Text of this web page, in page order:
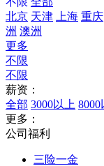
北京 天津 上海 重庆
洲 澳洲
更多
不限
不限
薪资：
全部 3000以上 8000
更多：
公司福利
三险一金